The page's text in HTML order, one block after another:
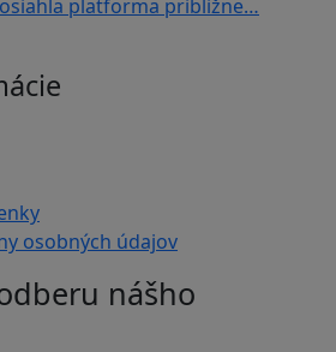
platforma približne…
osobných údajov
nášho